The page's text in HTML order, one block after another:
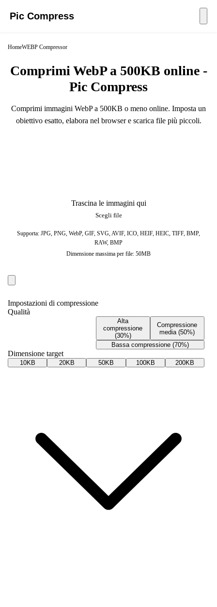
Pic Compress
HomeWEBP Compressor
Comprimi WebP a 500KB online -
Pic Compress
Comprimi immagini WebP a 500KB o meno online. Imposta un
obiettivo esatto, elabora nel browser e scarica file più piccoli.
Trascina le immagini qui
Scegli file
Supporta: JPG, PNG, WebP, GIF, SVG, AVIF, ICO, HEIF, HEIC, TIFF, BMP,
RAW, BMP
Dimensione massima per file: 50MB
Impostazioni di compressione
Qualità
Alta
compressione
(30%)
Compressione
media (50%)
Bassa compressione (70%)
Dimensione target
10KB 20KB 50KB 100KB 200KB